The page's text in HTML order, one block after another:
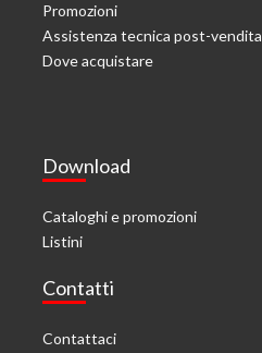
Promozioni
Assistenza tecnica post-vendita
Dove acquistare
Download
Cataloghi e promozioni
Listini
Contatti
Contattaci